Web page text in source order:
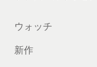
ウォッチ
新作